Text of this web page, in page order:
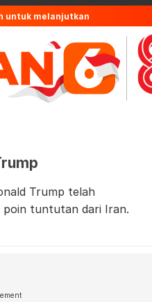
untuk melanjutkan
Trump telah
poin tuntutan dari Iran.